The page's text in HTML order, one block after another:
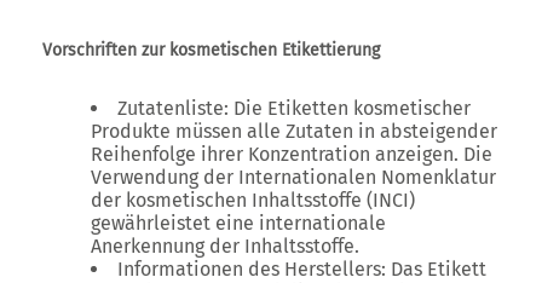
Vorschriften zur kosmetischen Etikettierung
Zutatenliste: Die Etiketten kosmetischer
Produkte müssen alle Zutaten in absteigender
Reihenfolge ihrer Konzentration anzeigen. Die
Verwendung der Internationalen Nomenklatur
der kosmetischen Inhaltsstoffe (INCI)
gewährleistet eine internationale
Anerkennung der Inhaltsstoffe.
Informationen des Herstellers: Das Etikett